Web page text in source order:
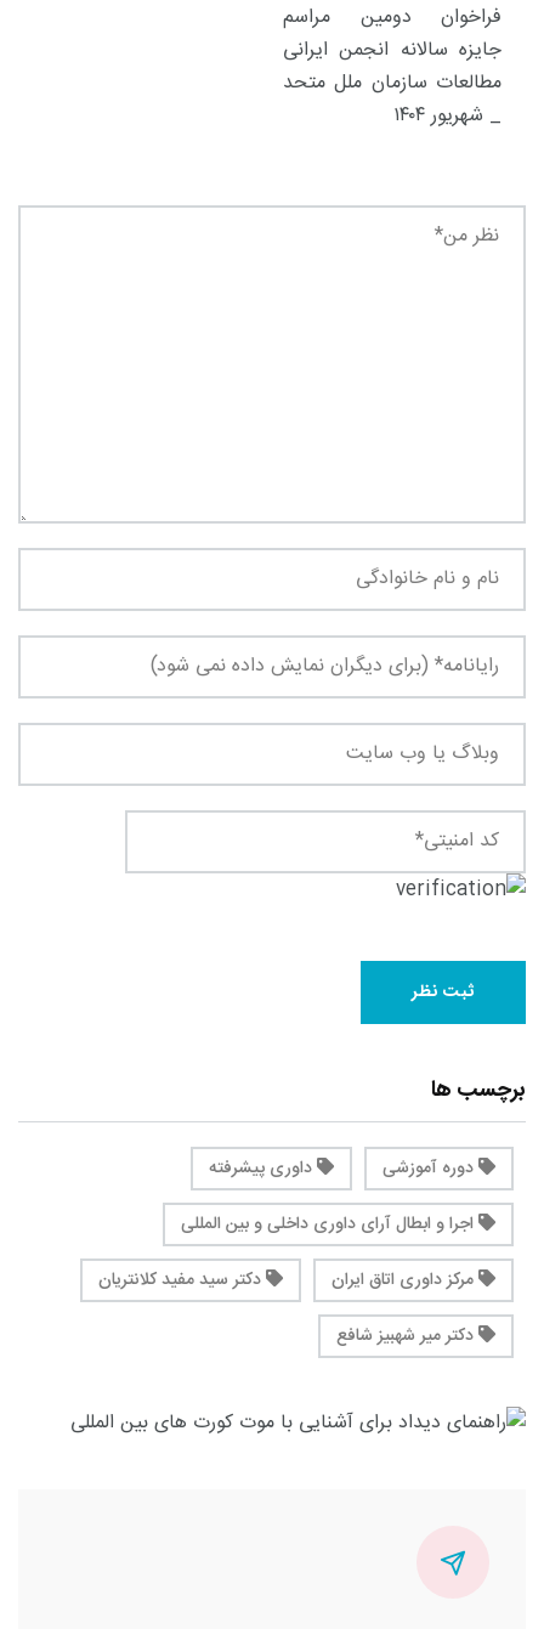
فراخوان دومین مراسم
جایزه سالانه انجمن ایرانی
مطالعات سازمان ملل متحد
_ شهریور ۱۴۰۴
برچسب ها
دوره آموزشی
داوری پیشرفته
اجرا و ابطال آرای داوری داخلی و بین المللی
مرکز داوری اتاق ایران
دکتر سید مفید کلانتریان
دکتر میر شهبیز شافع